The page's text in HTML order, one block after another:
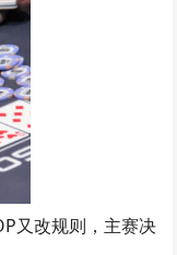
又改规则，主赛决